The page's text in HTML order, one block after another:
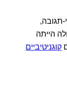
תגובה,
הייתה
קוגניטיביים